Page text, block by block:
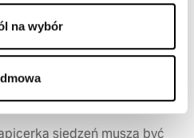
na wybórjest znów pełna blasku
siedzeń muszą być